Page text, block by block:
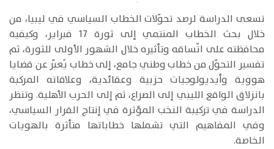
​تسعى الدراسة لرصد تحوّلات الخطاب السياسي في ليبيا، من
خلال بحث الخطاب المنتمي إلى ثورة 17 فبراير، وكيفية
محافظته على اتّساقه وتأثيره خلال الشهور الأولى للثورة، ثم
تفسير التحوّل من خطاب وطني جامع، إلى خطاب يُعبّر عن قضايا
هووية وأيديولوجيات حزبية وعقائدية، وعلاقاته المركبة
بانزلاق الواقع الليبي إلى الصراع، ثم إلى الحرب الأهلية. وتنظر
الدراسة في تركيبة النخب المؤثرة في إنتاج القرار السياسي،
وفي المفاهيم التي تشملها خطاباتها متأثرة بالهويات
الخاصة.